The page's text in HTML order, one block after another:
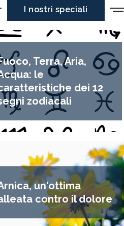
I nostri speciali
Terra, Aria,
le
dei 12
zodiacali
un'ottima
contro il dolore